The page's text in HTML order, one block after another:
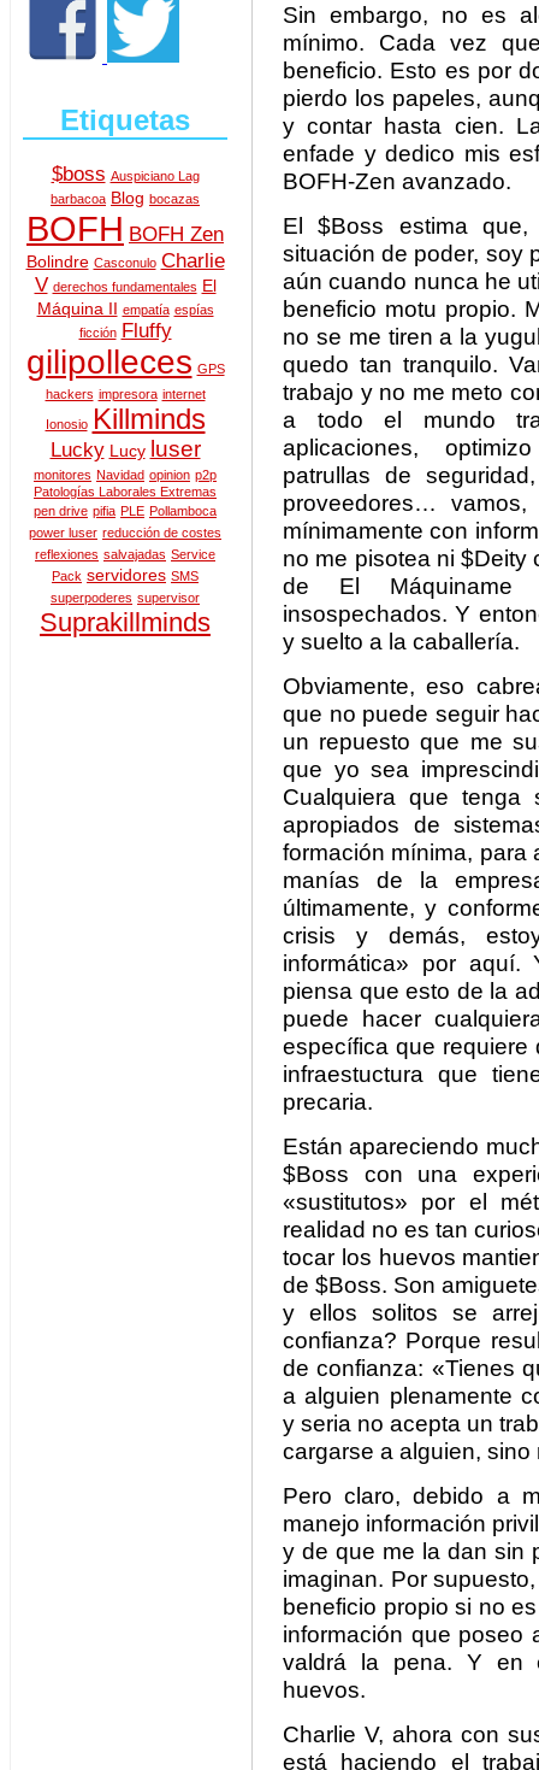
Etiquetas
$boss Auspiciano Lag
barbacoa Blog bocazas
BOFH BOFH Zen
Bolindre Casconulo Charlie
V derechos fundamentales El
Máquina II empatía espías
ficción
Fluffy
gilipolleces GPS
hackers impresora internet
Ionosio Killminds
Lucky Lucy luser
monitores Navidad opinion p2p
Patologías Laborales Extremas
pen drive pifia PLE Pollamboca
power luser reducción de costes
reflexiones salvajadas Service
Pack servidores SMS
superpoderes supervisor
Suprakillminds
Sin embargo, no es
mínimo. Cada vez
beneficio. Esto es por
pierdo los papeles,
y contar hasta cien.
enfade y dedico mis
BOFH-Zen avanzado.
El $Boss estima
situación de poder, soy
aún cuando nunca he
beneficio motu propio.
no se me tiren a la
quedo tan tranquilo.
trabajo y no me meto
a todo el mundo
aplicaciones,
patrullas de
proveedores…
mínimamente con
no me pisotea ni $Deity
de El Máquiname
insospechados. Y
y suelto a la caballería.
Obviamente, eso
que no puede seguir
un repuesto que me
que yo sea
Cualquiera que tenga
apropiados de
formación mínima, para
manías de la
últimamente, y
crisis y demás,
informática» por
piensa que esto de la
puede hacer
específica que
infraestuctura que
precaria.
Están apareciendo
$Boss con una
«sustitutos» por el
realidad no es tan
tocar los huevos
de $Boss. Son
y ellos solitos se
confianza? Porque
de confianza: «Tienes
a alguien plenamente
y seria no acepta un
cargarse a alguien, sino
Pero claro, debido a
manejo información
y de que me la dan sin
imaginan. Por
beneficio propio si no
información que poseo
valdrá la pena. Y en
huevos.
Charlie V, ahora con
está haciendo el